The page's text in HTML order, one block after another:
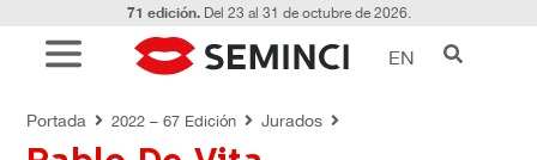
71 edición.Del 23 al 31 de octubre de 2026.
EN
Portada 2022 – 67 Edición Jurados